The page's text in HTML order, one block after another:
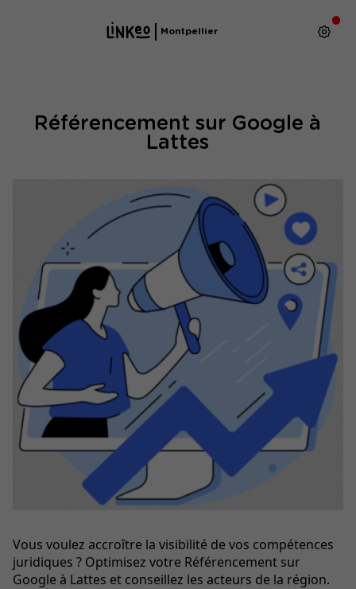
Montpellier
Référencement sur Google à
Lattes
Vous voulez accroître la visibilité de vos compétences
juridiques ? Optimisez votre Référencement sur
Google à Lattes et conseillez les acteurs de la région.